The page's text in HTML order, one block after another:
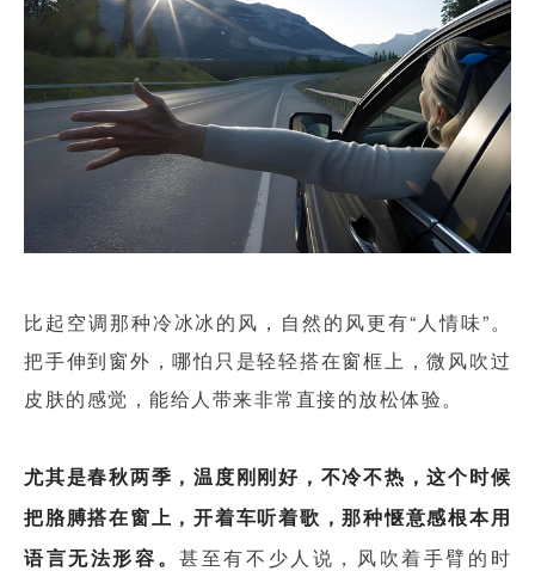
比起空调那种冷冰冰的风，自然的风更有“人情味”。
把手伸到窗外，哪怕只是轻轻搭在窗框上，微风吹过
皮肤的感觉，能给人带来非常直接的放松体验。
尤其是春秋两季，温度刚刚好，不冷不热，这个时候
把胳膊搭在窗上，开着车听着歌，那种惬意感根本用
语言无法形容。甚至有不少人说，风吹着手臂的时